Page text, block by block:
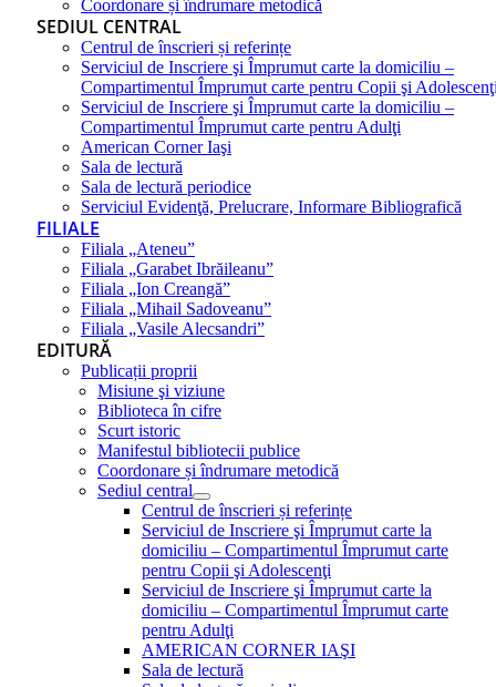
Coordonare și îndrumare metodică
SEDIUL CENTRAL
Centrul de înscrieri și referințe
Serviciul de Inscriere şi Împrumut carte la domiciliu –
Compartimentul Împrumut carte pentru Copii şi
Serviciul de Inscriere şi Împrumut carte la domiciliu –
Compartimentul Împrumut carte pentru Adulţi
American Corner Iaşi
Sala de lectură
Sala de lectură periodice
Serviciul Evidenţă, Prelucrare, Informare Bibliografică
FILIALE
Filiala „Ateneu”
Filiala „Garabet Ibrăileanu”
Filiala „Ion Creangă”
Filiala „Mihail Sadoveanu”
Filiala „Vasile Alecsandri”
EDITURĂ
Publicații proprii
Misiune şi viziune
Biblioteca în cifre
Scurt istoric
Manifestul bibliotecii publice
Coordonare și îndrumare metodică
Sediul central
Centrul de înscrieri și referințe
Serviciul de Inscriere şi Împrumut carte la
domiciliu – Compartimentul Împrumut carte
pentru Copii şi Adolescenţi
Serviciul de Inscriere şi Împrumut carte la
domiciliu – Compartimentul Împrumut carte
pentru Adulţi
AMERICAN CORNER IAŞI
Sala de lectură